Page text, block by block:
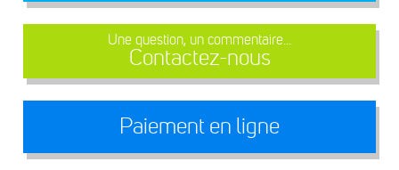
Une question, un commentaire...
Contactez-nous
Paiement en ligne